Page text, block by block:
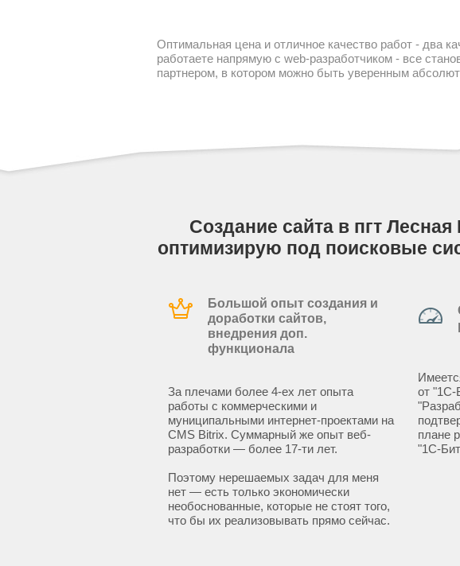
Оптимальная цена и отличное качество работ - два
работаете напрямую с web-разработчиком - все
партнером, в котором можно быть уверенным
Создание сайта в пгт
оптимизирую под поисковые
Большой опыт создания и
доработки сайтов,
внедрения доп.
функционала
За плечами более 4-ех лет опыта
работы с коммерческими и
муниципальными интернет-проектами на
CMS Bitrix. Суммарный же опыт веб-
разработки — более 17-ти лет.
Поэтому нерешаемых задач для меня
нет — есть только экономически
необоснованные, которые не стоят того,
что бы их реализовывать прямо сейчас.
от "1С-
плане
"1С-